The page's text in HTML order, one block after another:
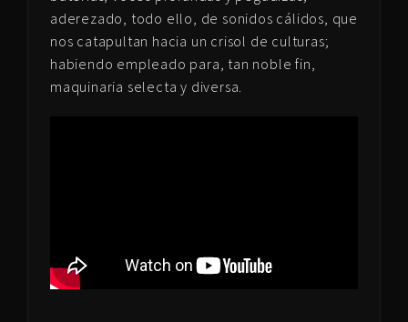
aderezado, todo ello, de sonidos cálidos, que
nos catapultan hacia un crisol de culturas;
habiendo empleado para, tan noble fin,
maquinaria selecta y diversa.